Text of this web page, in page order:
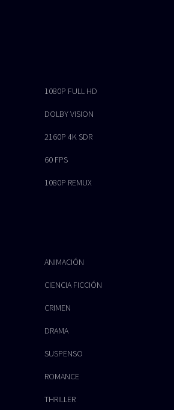
1080P FULL HD
DOLBY VISION
2160P 4K SDR
60 FPS
1080P REMUX
ANIMACIÓN
CIENCIA FICCIÓN
CRIMEN
DRAMA
SUSPENSO
ROMANCE
THRILLER